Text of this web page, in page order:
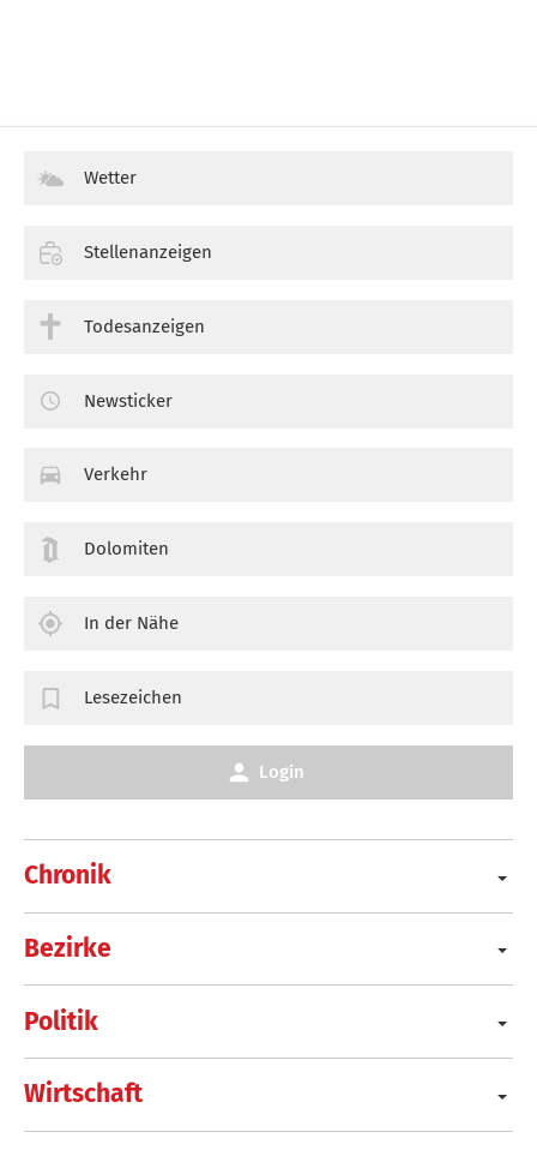
Chronik
Bezirke
Politik
Wirtschaft
Wetter
Stellenanzeigen
Todesanzeigen
Newsticker
Verkehr
Dolomiten
In der Nähe
Lesezeichen
Login